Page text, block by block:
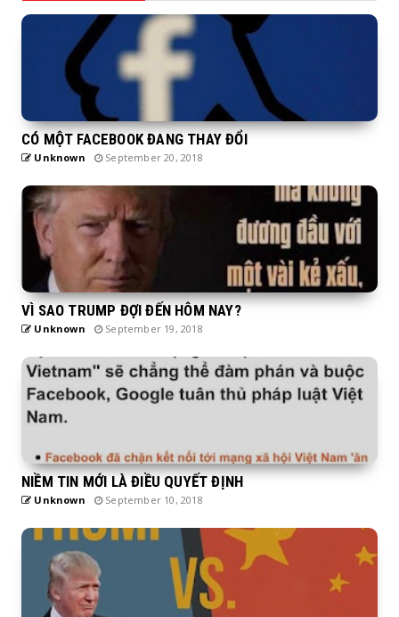
CÓ MỘT FACEBOOK ĐANG THAY ĐỔI
Unknown September 20, 2018
VÌ SAO TRUMP ĐỢI ĐẾN HÔM NAY?
Unknown September 19, 2018
NIỀM TIN MỚI LÀ ĐIỀU QUYẾT ĐỊNH
Unknown September 10, 2018